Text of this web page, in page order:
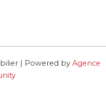
| Powered by Agence